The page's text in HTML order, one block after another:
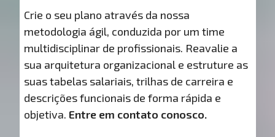
Crie o seu plano através da nossa
metodologia ágil, conduzida por um time
multidisciplinar de profissionais. Reavalie a
sua arquitetura organizacional e estruture as
suas tabelas salariais, trilhas de carreira e
descrições funcionais de forma rápida e
objetiva. Entre em contato conosco.